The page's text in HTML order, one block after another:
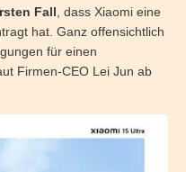
Fall , dass Xiaomi eine
hat. Ganz offensichtlich
für einen
Firmen-CEO Lei Jun ab